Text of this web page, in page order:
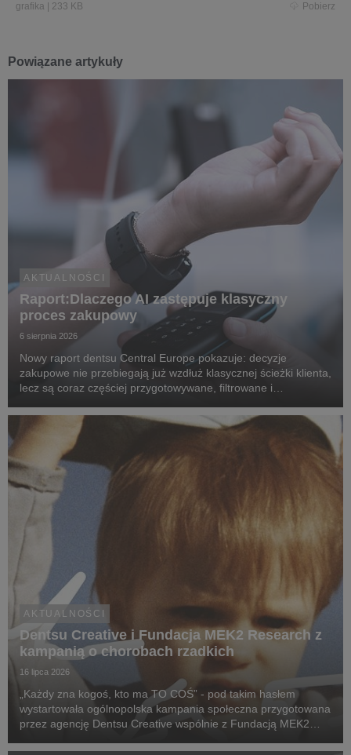
grafika 233 KB Pobierz
Powiązane artykuły
AKTUALNOŚCI
Raport:Dlaczego AI zastępuje klasyczny
proces zakupowy
6 sierpnia 2026
Nowy raport dentsu Central Europe pokazuje: decyzje
zakupowe nie przebiegają już wzdłuż klasycznej ścieżki klienta,
lecz są coraz częściej przygotowywane, filtrowane i
inteligencji.
AKTUALNOŚCI
Dentsu Creative i Fundacja MEK2 Research z
kampanią o chorobach rzadkich
16 lipca 2026
„Każdy zna kogoś, kto ma TO COŚ” - pod takim hasłem
wystartowała ogólnopolska kampania społeczna przygotowana
przez agencję Dentsu Creative wspólnie z Fundacją MEK2